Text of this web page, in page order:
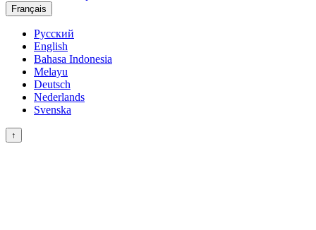
Français
Русский
English
Bahasa Indonesia
Melayu
Deutsch
Nederlands
Svenska
↑